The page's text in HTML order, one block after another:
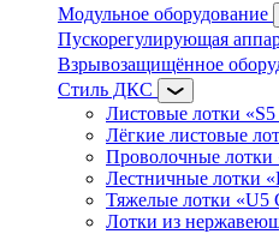
Модульное оборудование
Пускорегулирующая
Взрывозащищённое
Стиль ДКС
Листовые лотки «S5
Лёгкие листовые
Проволочные лотки
Лестничные лотки
Тяжелые лотки «U5
Лотки из